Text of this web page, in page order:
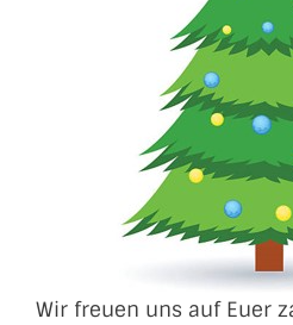
Wir freuen uns auf Euer